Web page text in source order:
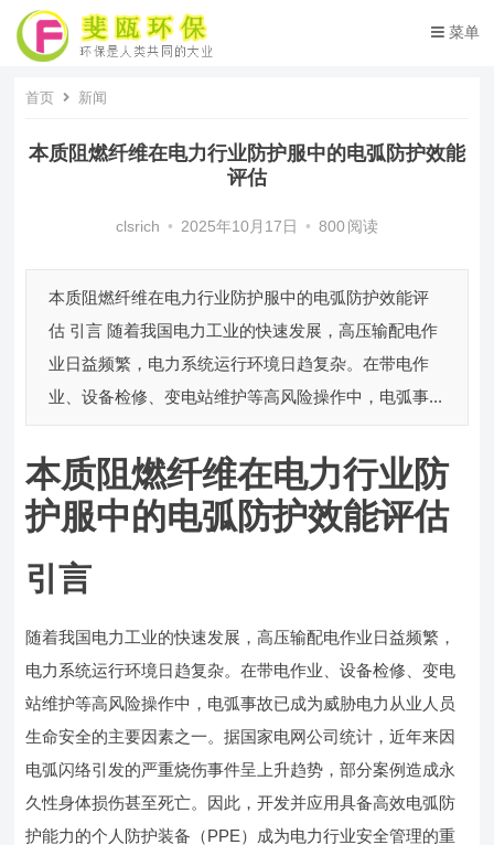
菜单
首页 新闻
本质阻燃纤维在电力行业防护服中的电弧防护效能
评估
clsrich • 2025年10月17日 • 800 阅读
本质阻燃纤维在电力行业防护服中的电弧防护效能评
估 引言 随着我国电力工业的快速发展，高压输配电作
业日益频繁，电力系统运行环境日趋复杂。在带电作
业、设备检修、变电站维护等高风险操作中，电弧事...
本质阻燃纤维在电力行业防
护服中的电弧防护效能评估
引言
随着我国电力工业的快速发展，高压输配电作业日益频繁，
电力系统运行环境日趋复杂。在带电作业、设备检修、变电
站维护等高风险操作中，电弧事故已成为威胁电力从业人员
生命安全的主要因素之一。据国家电网公司统计，近年来因
电弧闪络引发的严重烧伤事件呈上升趋势，部分案例造成永
久性身体损伤甚至死亡。因此，开发并应用具备高效电弧防
护能力的个人防护装备（PPE）成为电力行业安全管理的重